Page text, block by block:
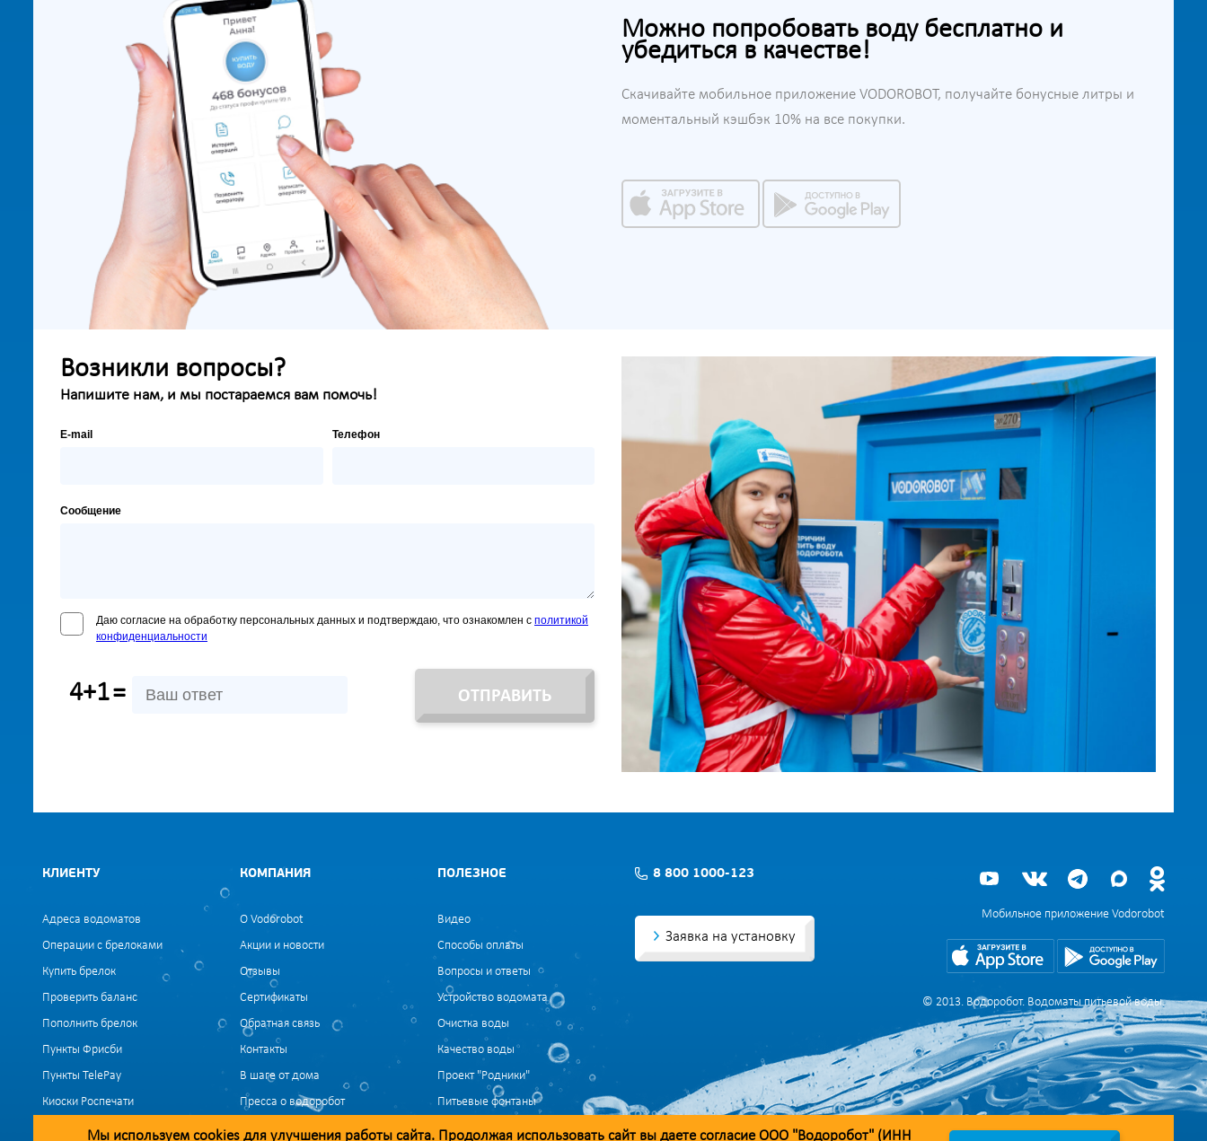
Можно попробовать воду бесплатно и
убедиться в качестве!
Скачивайте мобильное приложение VODOROBOT, получайте бонусные литры и
моментальный кэшбэк 10% на все покупки.
Возникли вопросы?
Напишите нам, и мы постараемся вам помочь!
E-mail Телефон
Сообщение
Даю согласие на обработку персональных данных и подтверждаю, что ознакомлен с политикой
конфиденциальности
4+1= ОТПРАВИТЬ
КЛИЕНТУ
Адреса водоматов
Операции с брелоками
Купить брелок
Проверить баланс
Пополнить брелок
Пункты Фрисби
Пункты TelePay
Киоски Роспечати
КОМПАНИЯ
О Vodorobot
Акции и новости
Отзывы
Сертификаты
Обратная связь
Контакты
В шаге от дома
Пресса о водоробот
ПОЛЕЗНОЕ
Видео
Способы оплаты
Вопросы и ответы
Устройство водомата
Очистка воды
Качество воды
Проект "Родники"
Питьевые фонтаны
Политика конфиденциальности
8 800 1000-123
Заявка на установку
Мобильное приложение Vodorobot
© 2013. Водоробот. Водоматы питьевой воды.
Мы используем cookies для улучшения работы сайта. Продолжая использовать сайт вы даете согласие ООО "Водоробот" (ИНН